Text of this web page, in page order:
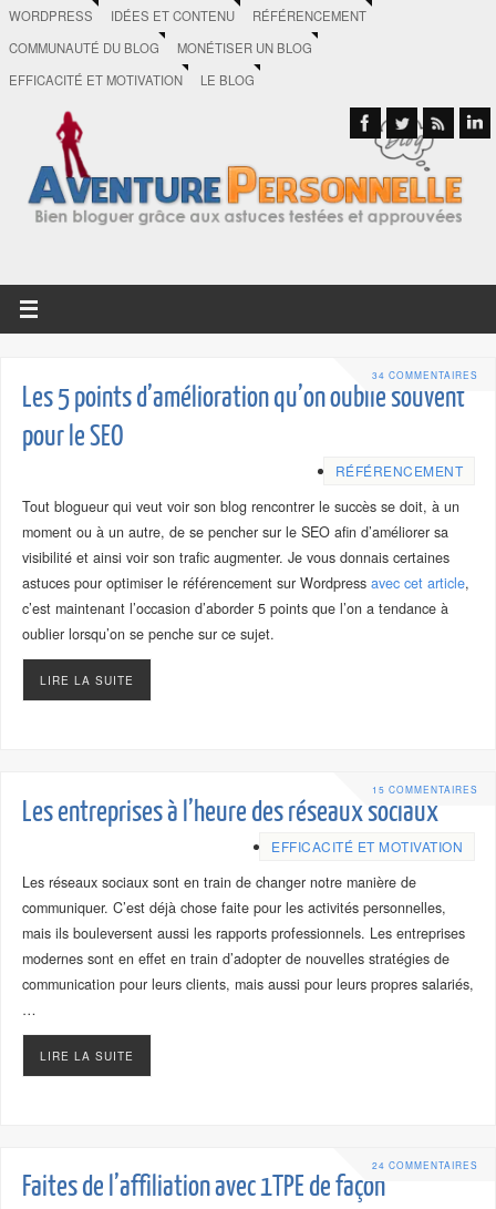
WORDPRESS IDÉES ET CONTENU
RÉFÉRENCEMENT
COMMUNAUTÉ DU BLOG
MONÉTISER UN BLOG
EFFICACITÉ ET MOTIVATION
LE BLOG
34 COMMENTAIRES
Les 5 points d’amélioration qu’on oublie souvent
pour le SEO
RÉFÉRENCEMENT
Tout blogueur qui veut voir son blog rencontrer le succès se doit, à un
moment ou à un autre, de se pencher sur le SEO afin d’améliorer sa
visibilité et ainsi voir son trafic augmenter. Je vous donnais certaines
astuces pour optimiser le référencement sur Wordpress avec cet article,
c’est maintenant l’occasion d’aborder 5 points que l’on a tendance à
oublier lorsqu’on se penche sur ce sujet.
LIRE LA SUITE
15 COMMENTAIRES
Les entreprises à l’heure des réseaux sociaux
EFFICACITÉ ET MOTIVATION
Les réseaux sociaux sont en train de changer notre manière de
communiquer. C’est déjà chose faite pour les activités personnelles,
mais ils bouleversent aussi les rapports professionnels. Les entreprises
modernes sont en effet en train d’adopter de nouvelles stratégies de
communication pour leurs clients, mais aussi pour leurs propres salariés,
…
LIRE LA SUITE
24 COMMENTAIRES
Faites de l’affiliation avec 1TPE de façon